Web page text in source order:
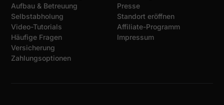
Aufbau & Betreuung
Selbstabholung
Video-Tutorials
Häufige Fragen
Versicherung
Zahlungsoptionen
Presse
Standort eröffnen
Affiliate-Programm
Impressum